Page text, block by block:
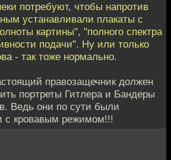
потребуют, чтобы напротив
устанавливали плакаты с
картины", "полного спектра
подачи". Ну или только
- так тоже нормально.
правозащечник должен
портреты Гитлера и Бандеры
Ведь они по сути были
с кровавым режимом!!!